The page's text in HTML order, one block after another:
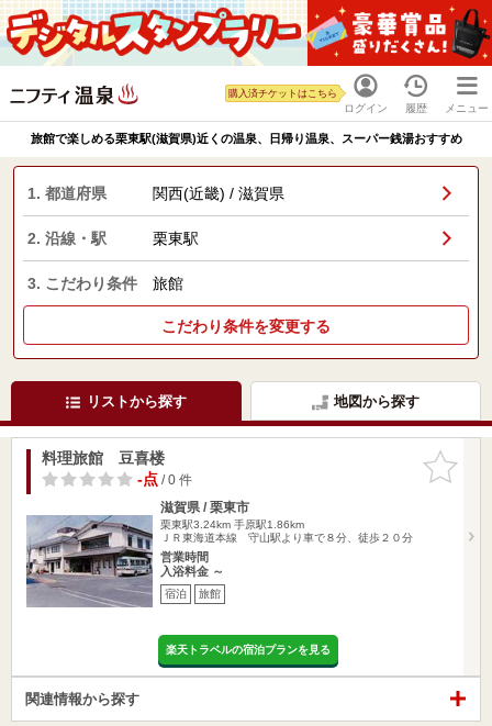
ログイン
購入済チケットはこちら
履歴 メニュー
旅館で楽しめる栗東駅(滋賀県)近くの温泉、日帰り温泉、スーパー銭湯おすすめ
1. 都道府県 関西(近畿) / 滋賀県
2. 沿線・駅 栗東駅
3. こだわり条件 旅館
こだわり条件を変更する
リストから探す 地図から探す
お気に入
りに追加
料理旅館 豆喜楼
-点/ 0 件
滋賀県 / 栗東市
栗東駅3.24km 手原駅1.86km
ＪＲ東海道本線 守山駅より車で８分、徒歩２０分
営業時間
入浴料金 ～
宿泊 旅館
楽天トラベルの宿泊プランを見る
関連情報から探す